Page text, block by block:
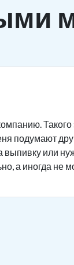
подумают
выпивку или
а иногда не